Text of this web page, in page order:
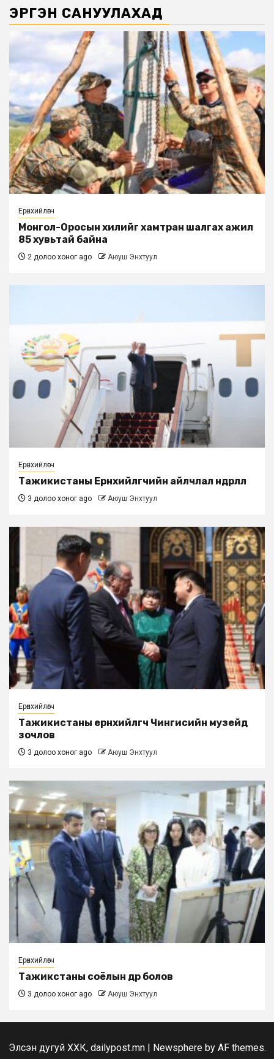
ЭРГЭН САНУУЛАХАД
Ерөнхийлөгч
Монгол-Оросын хилийг хамтран шалгах ажил
85 хувьтай байна
2 долоо хоног ago Аюуш Энхтуул
Ерөнхийлөгч
Тажикистаны Ерөнхийлөгчийн айлчлал өндөрлөлөө
3 долоо хоног ago Аюуш Энхтуул
Ерөнхийлөгч
Тажикистаны ерөнхийлөгч Чингисийн музейд
зочлов
3 долоо хоног ago Аюуш Энхтуул
Ерөнхийлөгч
Тажикстаны соёлын өдөр болов
3 долоо хоног ago Аюуш Энхтуул
Элсэн дугуй ХХК, dailypost.mn Newsphereby AF themes.